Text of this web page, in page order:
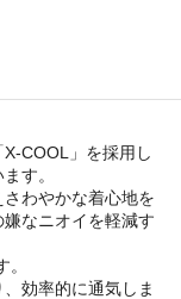
COOL」を採用し
す。
わやかな着心地を
なニオイを軽減す
効率的に通気しま